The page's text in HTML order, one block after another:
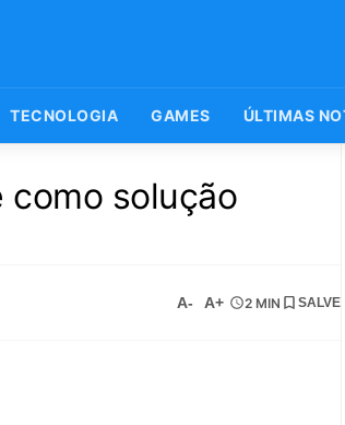
TECNOLOGIA GAMES ÚLTIMAS
como solução
A- A+ 2 MIN SALVE